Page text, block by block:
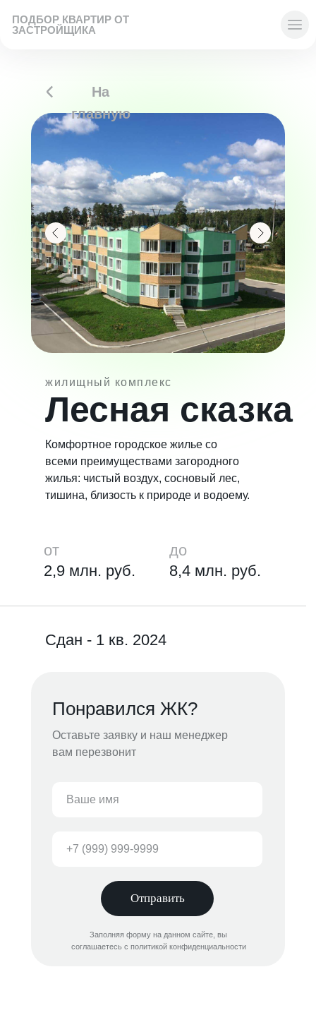
ПОДБОР КВАРТИР ОТ
ЗАСТРОЙЩИКА
Комфортное городское жилье со
всеми преимуществами загородного
жилья: чистый воздух, сосновый лес,
тишина, близость к природе и водоему.
жилищный комплекс
Лесная сказка
Отправить
Оставьте заявку и наш менеджер
вам перезвонит
Понравился ЖК?
Заполняя форму на данном сайте, вы
соглашаетесь с политикой конфиденциальности
На
главную
2,9 млн. руб.
Сдан - 1 кв. 2024
8,4 млн. руб.
от до